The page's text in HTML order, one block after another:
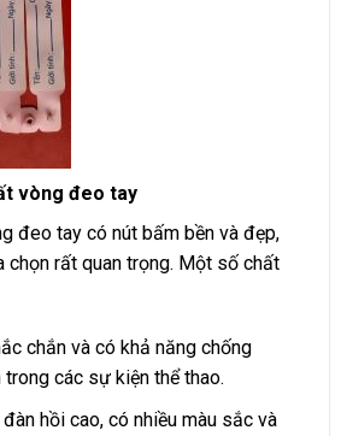
vòng đeo tay
đeo tay có nút bấm bền và đẹp,
rất quan trọng. Một số chất
chắn và có khả năng chống
các sự kiện thể thao.
hồi cao, có nhiều màu sắc và